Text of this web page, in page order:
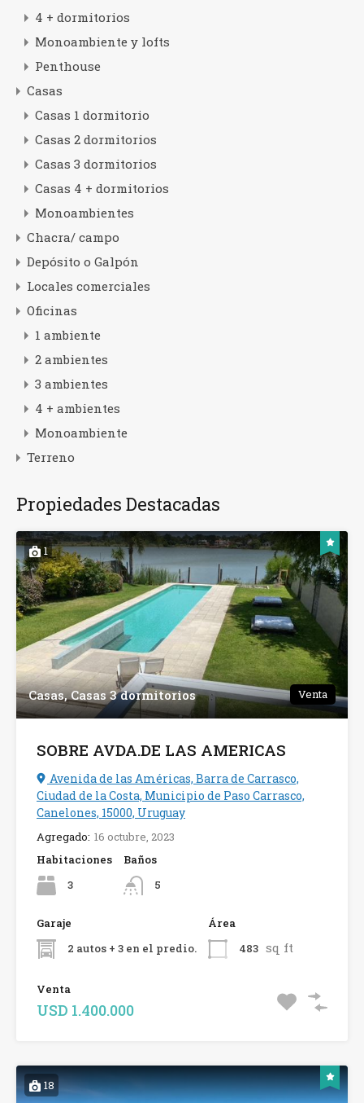
4 + dormitorios
Monoambiente y lofts
Penthouse
Casas
Casas 1 dormitorio
Casas 2 dormitorios
Casas 3 dormitorios
Casas 4 + dormitorios
Monoambientes
Chacra/ campo
Depósito o Galpón
Locales comerciales
Oficinas
1 ambiente
2 ambientes
3 ambientes
4 + ambientes
Monoambiente
Terreno
Propiedades Destacadas
1
Casas, Casas 3 dormitorios Venta
SOBRE AVDA.DE LAS AMERICAS
Avenida de las Américas, Barra de Carrasco,
Ciudad de la Costa, Municipio de Paso Carrasco,
Canelones, 15000, Uruguay
Agregado: 16 octubre, 2023
Habitaciones
3
Baños
5
Garaje
2 autos + 3 en el predio.
Área
483 sq ft
Venta
USD 1.400.000
18